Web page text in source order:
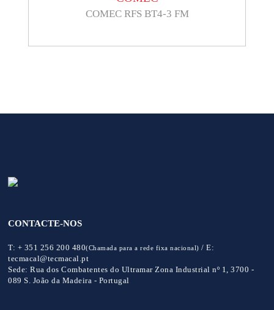
COMEC RFS BT4-3 FM
CONTACTE-NOS
T: + 351 256 200 480(Chamada para a rede fixa nacional) /E:
tecmacal@tecmacal.pt
Sede: Rua dos Combatentes do Ultramar Zona Industrial nº 1, 3700 -
089 S. João da Madeira - Portugal